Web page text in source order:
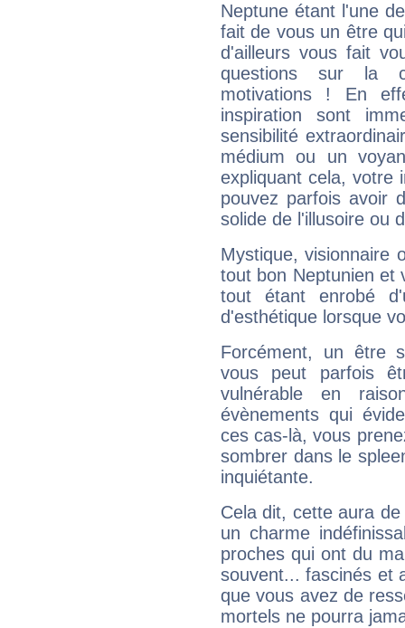
Neptune étant l'une
fait de vous un être
d'ailleurs vous fait
questions sur la
motivations ! En
inspiration sont
sensibilité
médium ou un
expliquant cela, votre
pouvez parfois avoir
solide de l'illusoire ou
Mystique, visionnaire
tout bon Neptunien et
tout étant enrobé
d'esthétique lorsque
Forcément, un être
vous peut parfois
vulnérable en
évènements qui
ces cas-là, vous
sombrer dans le
inquiétante.
Cela dit, cette aura
un charme
proches qui ont du
souvent... fascinés et
que vous avez de
mortels ne pourra